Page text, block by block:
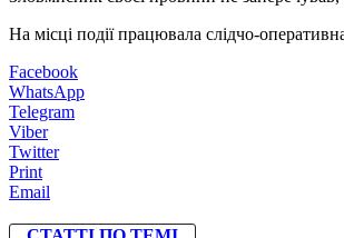
На місці події працювала слідчо-
Facebook
WhatsApp
Telegram
Viber
Twitter
Print
Email